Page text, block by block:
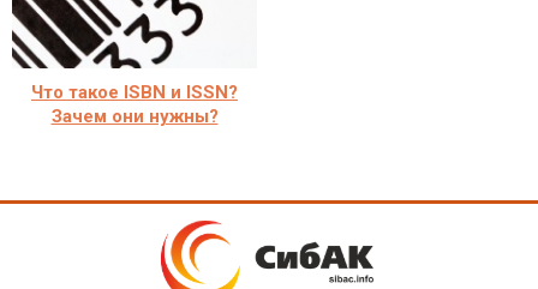
Что такое ISBN и ISSN?
Зачем они нужны?